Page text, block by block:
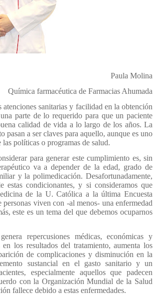
Paula Molina
Química farmacéutica de Farmacias Ahumada
sanitarias y facilidad en la obtención
parte de lo requerido para que un paciente
calidad de vida a lo largo de los años. La
a ser claves para aquello, aunque es uno
políticas o programas de salud.
para generar este cumplimiento es, sin
va a depender de la edad, grado de
y la polimedicación. Desafortunadamente,
estas condicionantes, y si consideramos que
de la U. Católica a la última Encuesta
viven con -al menos- una enfermedad
este es un tema del que debemos ocuparnos
repercusiones médicas, económicas y
los resultados del tratamiento, aumenta los
de complicaciones y disminución en la
sustancial en el gasto sanitario y un
especialmente aquellos que padecen
con la Organización Mundial de la Salud
fallece debido a estas enfermedades.